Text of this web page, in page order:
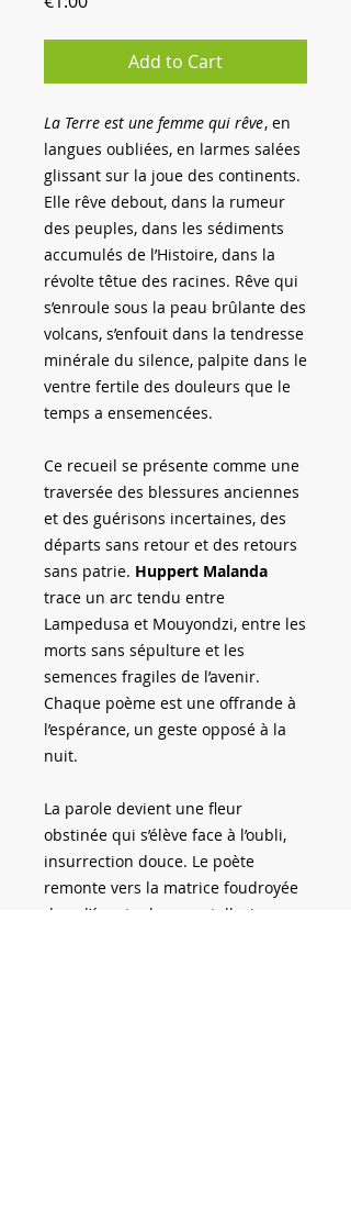
Add to Cart
La Terre est une femme qui rêve, en
langues oubliées, en larmes salées
glissant sur la joue des continents.
Elle rêve debout, dans la rumeur
des peuples, dans les sédiments
accumulés de l’Histoire, dans la
révolte têtue des racines. Rêve qui
s’enroule sous la peau brûlante des
volcans, s’enfouit dans la tendresse
minérale du silence, palpite dans le
ventre fertile des douleurs que le
temps a ensemencées.
Ce recueil se présente comme une
traversée des blessures anciennes
et des guérisons incertaines, des
départs sans retour et des retours
sans patrie. Huppert Malanda
trace un arc tendu entre
Lampedusa et Mouyondzi, entre les
morts sans sépulture et les
semences fragiles de l’avenir.
Chaque poème est une offrande à
l’espérance, un geste opposé à la
nuit.
La parole devient une fleur
obstinée qui s’élève face à l’oubli,
insurrection douce. Le poète
remonte vers la matrice foudroyée
dans l’écoute du cœur tellurique